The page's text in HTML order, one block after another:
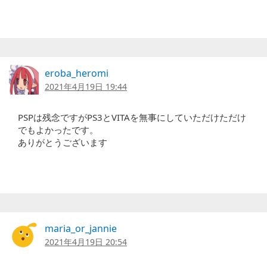
eroba_heromi
2021年4月19日 19:44
PSPは残念ですがPS3とVITAを無事にしていただけただけ
でもよかったです。
ありがとうございます
maria_or_jannie
2021年4月19日 20:54